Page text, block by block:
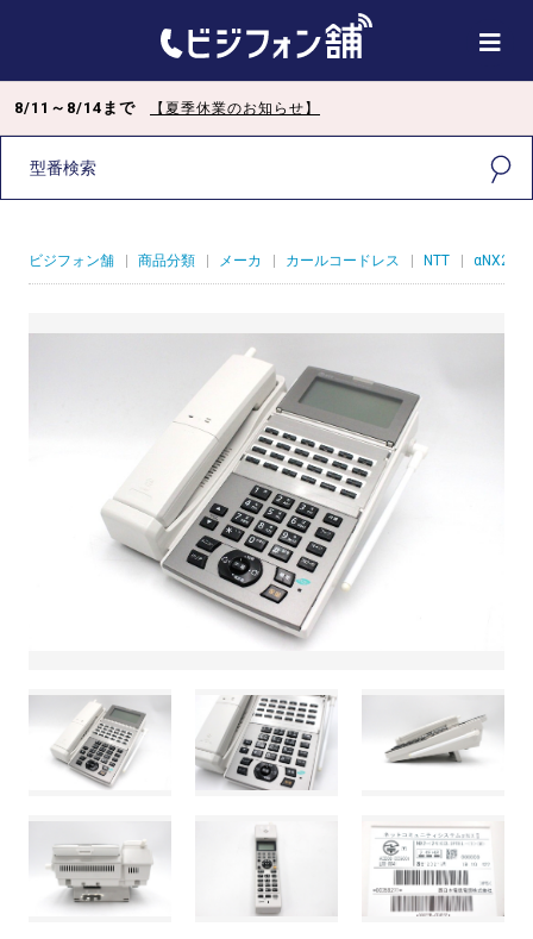
8/11～8/14まで 【夏季休業のお知らせ】
ビジフォン舗 商品分類 メーカ カールコードレス NTT αNX2